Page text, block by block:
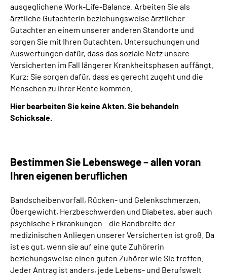
ausgeglichene Work-Life-Balance . Arbeiten Sie als
ärztliche Gutachterin beziehungsweise ärztlicher
Gutachter an einem unserer anderen Standorte und
sorgen Sie mit Ihren Gutachten, Untersuchungen und
Auswertungen dafür, dass das soziale Netz unsere
Versicherten im Fall längerer Krankheitsphasen auffängt.
Kurz: Sie sorgen dafür, dass es gerecht zugeht und die
Menschen zu ihrer Rente kommen.
Hier bearbeiten Sie keine Akten. Sie behandeln
Schicksale.
Bestimmen Sie Lebenswege – allen voran
Ihren eigenen beruflichen
Bandscheibenvorfall, Rücken- und Gelenkschmerzen,
Übergewicht, Herzbeschwerden und Diabetes, aber auch
psychische Erkrankungen – die Bandbreite der
medizinischen Anliegen unserer Versicherten ist groß. Da
ist es gut, wenn sie auf eine gute Zuhörerin
beziehungsweise einen guten Zuhörer wie Sie treffen.
Jeder Antrag ist anders, jede Lebens- und Berufswelt